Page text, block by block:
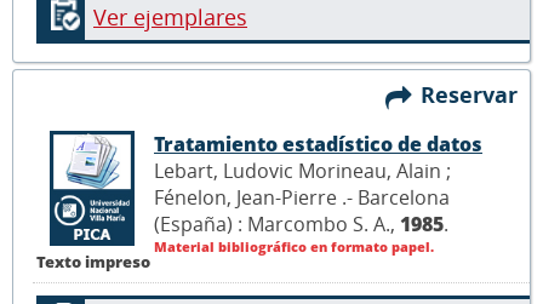
Ver ejemplares
Reservar
Texto impreso
Tratamiento estadístico de datos
Lebart, Ludovic Morineau, Alain ;
Fénelon, Jean-Pierre .- Barcelona
(España) : Marcombo S. A., 1985.
Material bibliográfico en formato papel.